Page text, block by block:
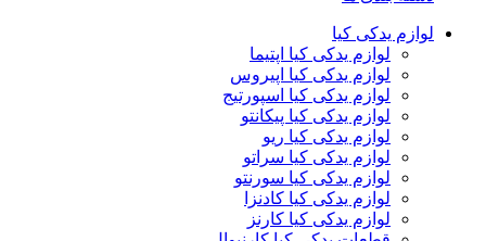
لوازم یدکی کیا
لوازم یدکی کیا اپتیما
لوازم یدکی کیا اپیروس
لوازم یدکی کیا اسپورتیج
لوازم یدکی کیا پیکانتو
لوازم یدکی کیا ریو
لوازم یدکی کیا سراتو
لوازم یدکی کیا سورنتو
لوازم یدکی کیا کادنزا
لوازم یدکی کیا کارنز